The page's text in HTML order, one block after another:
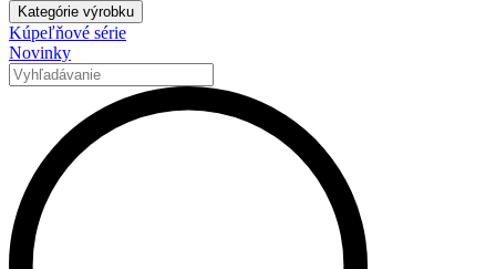
Kategórie výrobku
Kúpeľňové série
Novinky